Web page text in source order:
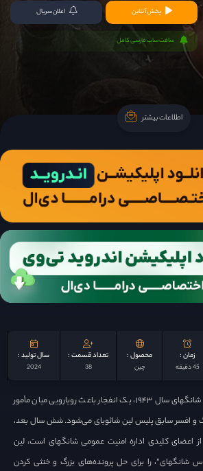
پخش آنلاین اعلان سریال
سافت ساب فارسی کامل
اطلاعات بیشتر
زمان :
45 دقیقه
محصول :
چين
تعداد قسمت :
38
سال تولید :
2024
(شب تاریک و سپیده‌دم).در شانگهای سال ۱۹۴۳، یک انفجار باعث رویارویی میان مأمور
و افسر سابق پلیس لین شائوبای می‌شود. شش سال بعد،
اعضای کلیدی اداره امنیت عمومی شانگهای است، لین
شانگهای”، را برای حل پرونده‌های بزرگ و خنثی کردن